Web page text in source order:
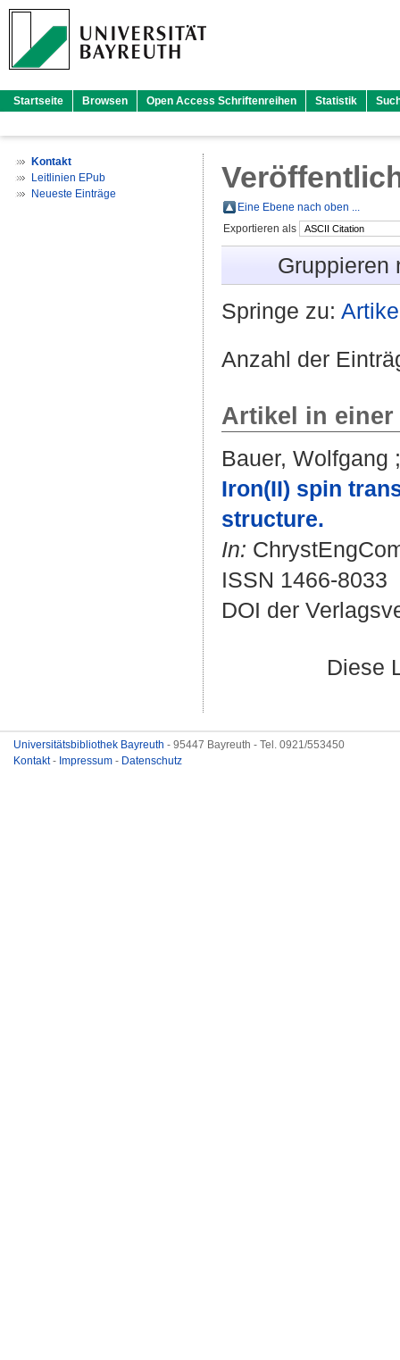
Startseite Browsen Open Access Schriftenreihen Statistik
Kontakt
Leitlinien EPub
Neueste Einträge
Eine Ebene nach oben ...
Exportieren als
Gruppieren
Springe zu:
Anzahl der
Artikel in
Bauer, Wolfgang
Iron(II) spin
structure.
In:
ISSN 1466-8033
DOI der
Diese
Universitätsbibliothek Bayreuth - 95447 Bayreuth - Tel. 0921/553450
Kontakt- Impressum - Datenschutz